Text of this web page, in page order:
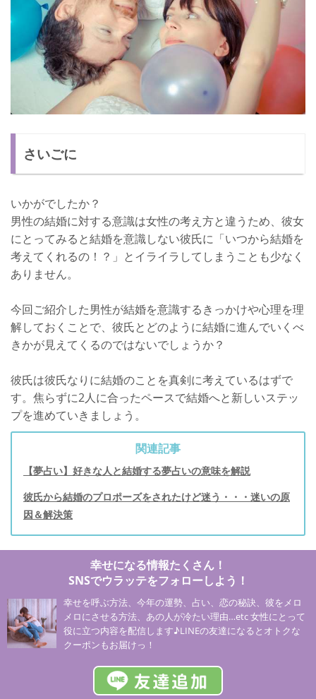
さいごに
いかがでしたか？
男性の結婚に対する意識は女性の考え方と違うため、彼女
にとってみると結婚を意識しない彼氏に「いつから結婚を
考えてくれるの！？」とイライラしてしまうことも少なく
ありません。
今回ご紹介した男性が結婚を意識するきっかけや心理を理
解しておくことで、彼氏とどのように結婚に進んでいくべ
きかが見えてくるのではないでしょうか？
彼氏は彼氏なりに結婚のことを真剣に考えているはずで
す。焦らずに2人に合ったペースで結婚へと新しいステッ
プを進めていきましょう。
関連記事
【夢占い】好きな人と結婚する夢占いの意味を解説
彼氏から結婚のプロポーズをされたけど迷う・・・迷いの原
因＆解決策
幸せになる情報たくさん！
SNSでウラッテをフォローしよう！
幸せを呼ぶ方法、今年の運勢、占い、恋の秘訣、彼をメロ
メロにさせる方法、あの人が冷たい理由…etc 女性にとって
役に立つ内容を配信します♪LINEの友達になるとオトクな
クーポンもお届けっ！